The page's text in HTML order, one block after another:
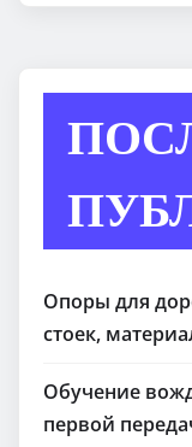
Опоры для
стоек,
Обучение
первой